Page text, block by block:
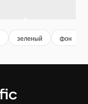
зеленый фон